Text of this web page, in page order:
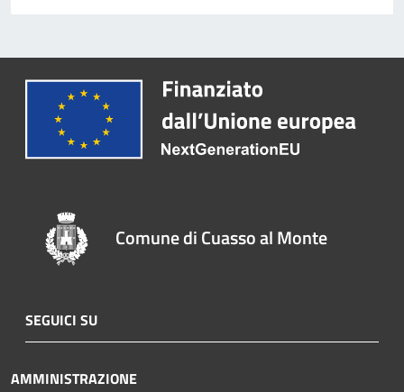
Comune di Cuasso al Monte
SEGUICI SU
AMMINISTRAZIONE